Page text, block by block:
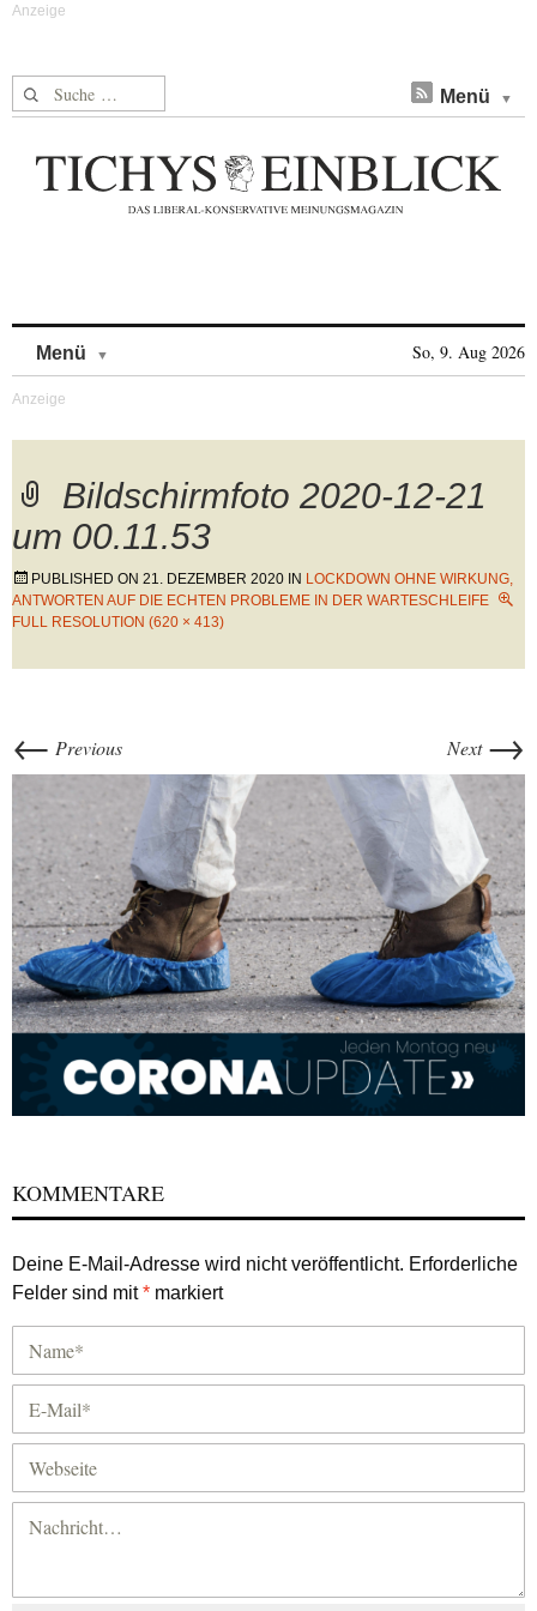
Suche nach: Menü
Menü So, 9. Aug 2026
Bildschirmfoto 2020-12-21
um 00.11.53
PUBLISHED ON 21. DEZEMBER 2020 IN LOCKDOWN OHNE WIRKUNG,
ANTWORTEN AUF DIE ECHTEN PROBLEME IN DER WARTESCHLEIFE
FULL RESOLUTION (620 × 413)
← Previous Next →
KOMMENTARE
Deine E-Mail-Adresse wird nicht veröffentlicht. Erforderliche
Felder sind mit* markiert